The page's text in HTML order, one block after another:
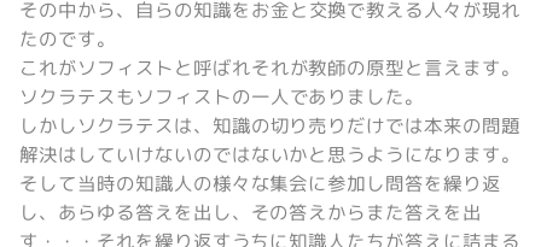
その中から、自らの知識をお金と交換で教える人々が現れ
たのです。
これがソフィストと呼ばれそれが教師の原型と言えます。
ソクラテスもソフィストの一人でありました。
しかしソクラテスは、知識の切り売りだけでは本来の問題
解決はしていけないのではないかと思うようになります。
そして当時の知識人の様々な集会に参加し問答を繰り返
し、あらゆる答えを出し、その答えからまた答えを出
す・・・それを繰り返すうちに知識人たちが答えに詰まる